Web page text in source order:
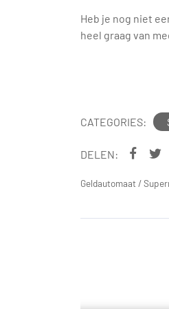
Heb je nog niet
heel graag van
CATEGORIES:
DELEN:
Geldautomaat /